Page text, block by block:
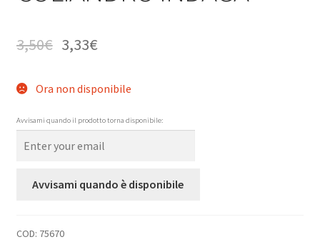
3,50€ 3,33€
Ora non disponibile
Avvisami quando il prodotto torna disponibile:
Avvisami quando è disponibile
COD: 75670